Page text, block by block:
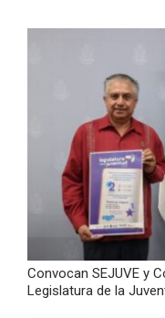
Convocan SEJUVE y
Legislatura de la